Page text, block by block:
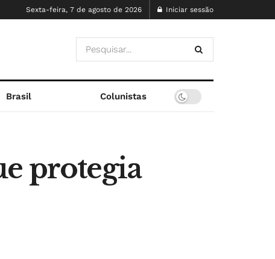
Sexta-feira, 7 de agosto de 2026 Iniciar sessão
Brasil Colunistas
protegia